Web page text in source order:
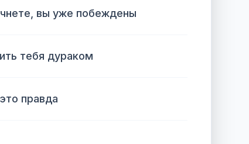
вы уже побеждены
тебя дураком
правда